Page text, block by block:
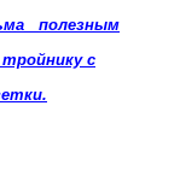
полезным
с